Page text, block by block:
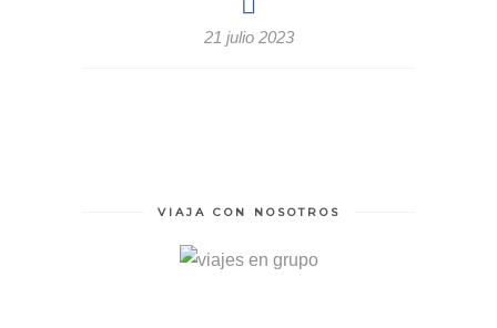
21 julio 2023
VIAJA CON NOSOTROS